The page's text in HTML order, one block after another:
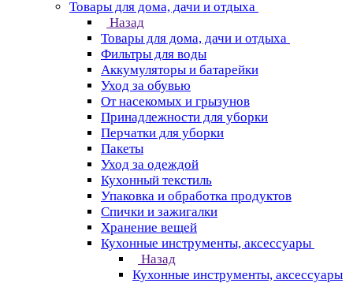
Товары для дома, дачи и отдыха
Назад
Товары для дома, дачи и отдыха
Фильтры для воды
Аккумуляторы и батарейки
Уход за обувью
От насекомых и грызунов
Принадлежности для уборки
Перчатки для уборки
Пакеты
Уход за одеждой
Кухонный текстиль
Упаковка и обработка продуктов
Спички и зажигалки
Хранение вещей
Кухонные инструменты, аксессуары
Назад
Кухонные инструменты, аксессуары